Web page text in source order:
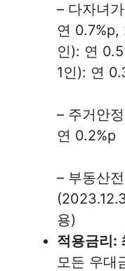
– 다자녀
연 0.7%p,
인): 연
1인): 연
– 주거안
연 0.2%p
– 부동산
용)
적용금리:
모든 우대